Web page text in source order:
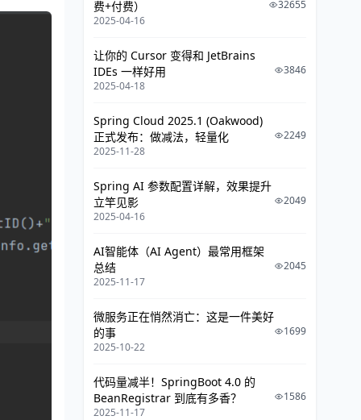
费+付费）
2025-04-16
32655
让你的 Cursor 变得和 JetBrains
IDEs 一样好用
2025-04-18
3846
Spring Cloud 2025.1 (Oakwood)
正式发布：做减法，轻量化
2025-11-28
2249
Spring AI 参数配置详解，效果提升
立竿见影
2025-04-16
2049
AI智能体（AI Agent）最常用框架
总结
2025-11-17
2045
微服务正在悄然消亡：这是一件美好
的事
2025-10-22
1699
代码量减半！SpringBoot 4.0 的
BeanRegistrar 到底有多香？
2025-11-17
1586